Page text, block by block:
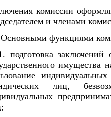
комиссии
и членами
функциями
подготовка заключений
имущества
лиц,